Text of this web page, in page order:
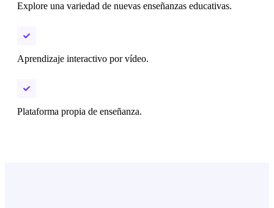
Explore una variedad de nuevas enseñanzas educativas.
Aprendizaje interactivo por vídeo.
Plataforma propia de enseñanza.